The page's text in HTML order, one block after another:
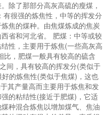
除了那部分高灰高硫的瘦煤，
很强的炼焦性，中等的挥发分
焦的煤种。由焦煤炼成的焦炭
省和河北省。 肥煤：中等或较
性，主要用于炼焦(一些高灰高
，肥煤一般具有较高的硫含
间，具有较高的挥发分(类似于
的炼焦性(类似于焦煤)，这也
其产量高而主要用于炼焦和发
的粘结性(接近于肥煤)，它适
种混合炼焦以增加煤气、焦油